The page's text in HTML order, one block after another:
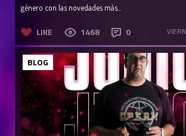
género con las novedades más...
LIKE 1468 0
BLOG